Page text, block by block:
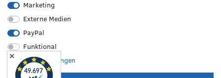
REIFEN &
Sommerreifen
Winterreifen
Allwetterreifen
Originale Räder
Bestpreisgarantie
Marketing
Externe Medien
PayPal
Funktional
Weitere Einstellungen
✕